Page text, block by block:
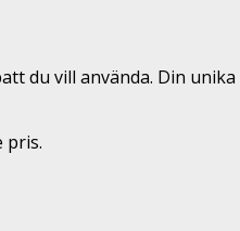
du vill använda. Din
pris.